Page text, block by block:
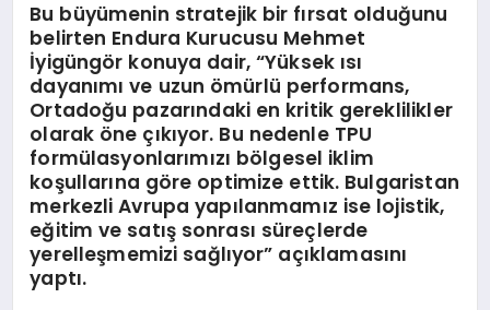
Bu büyümenin stratejik bir fırsat olduğunu
belirten Endura Kurucusu Mehmet
İyigüngör konuya dair, “Yüksek ısı
dayanımı ve uzun ömürlü performans,
Ortadoğu pazarındaki en kritik gereklilikler
olarak öne çıkıyor. Bu nedenle TPU
formülasyonlarımızı bölgesel iklim
koşullarına göre optimize ettik. Bulgaristan
merkezli Avrupa yapılanmamız ise lojistik,
eğitim ve satış sonrası süreçlerde
yerelleşmemizi sağlıyor” açıklamasını
yaptı.